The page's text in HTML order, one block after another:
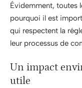
Évidemment, toutes
pourquoi il est
qui respectent la
leur processus de
Un impact
utile